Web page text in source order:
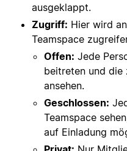
ausgeklappt.
Zugriff: Hier wird
Teamspace
Offen: Jede
beitreten und die
ansehen.
Geschlossen:
Teamspace
auf Einladung